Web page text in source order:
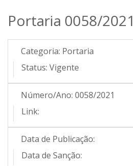
Portaria 0058/2021
Categoria: Portaria
Status: Vigente
Número/Ano: 0058/2021
Link:
Data de Publicação:
Data de Sanção: